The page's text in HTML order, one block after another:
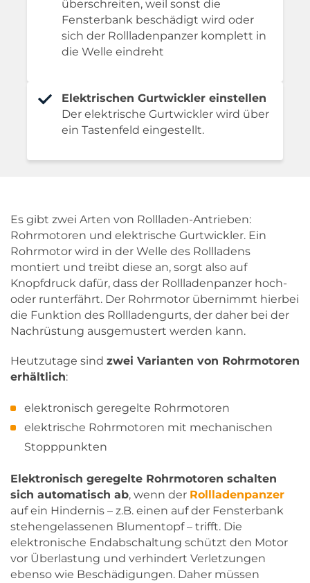
überschreiten, weil sonst die
Fensterbank beschädigt wird oder
sich der Rollladenpanzer komplett in
die Welle eindreht
Elektrischen Gurtwickler einstellen
Der elektrische Gurtwickler wird über
ein Tastenfeld eingestellt.
Es gibt zwei Arten von Rollladen-Antrieben:
Rohrmotoren und elektrische Gurtwickler. Ein
Rohrmotor wird in der Welle des Rollladens
montiert und treibt diese an, sorgt also auf
Knopfdruck dafür, dass der Rollladenpanzer hoch-
oder runterfährt. Der Rohrmotor übernimmt hierbei
die Funktion des Rollladengurts, der daher bei der
Nachrüstung ausgemustert werden kann.
Heutzutage sind zwei Varianten von Rohrmotoren
erhältlich:
elektronisch geregelte Rohrmotoren
elektrische Rohrmotoren mit mechanischen
Stopppunkten
Elektronisch geregelte Rohrmotoren schalten
sich automatisch ab, wenn der Rollladenpanzer
auf ein Hindernis – z.B. einen auf der Fensterbank
stehengelassenen Blumentopf – trifft. Die
elektronische Endabschaltung schützt den Motor
vor Überlastung und verhindert Verletzungen
ebenso wie Beschädigungen. Daher müssen